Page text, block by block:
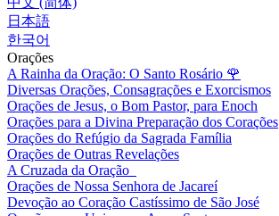
日本語
한국어
Orações
A Rainha da Oração: O Santo Rosário 🌹
Diversas Orações, Consagrações e Exorcismos
Orações de Jesus, o Bom Pastor, para Enoch
Orações para a Divina Preparação dos Corações
Orações do Refúgio da Sagrada Família
Orações de Outras Revelações
A Cruzada da Oração
Orações de Nossa Senhora de Jacareí
Devoção ao Coração Castíssimo de São José